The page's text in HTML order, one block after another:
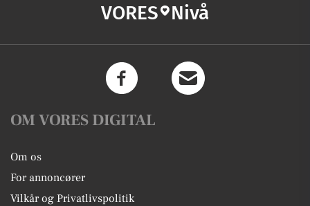
VORES Nivå
OM VORES DIGITAL
Om os
For annoncører
Vilkår og Privatlivspolitik